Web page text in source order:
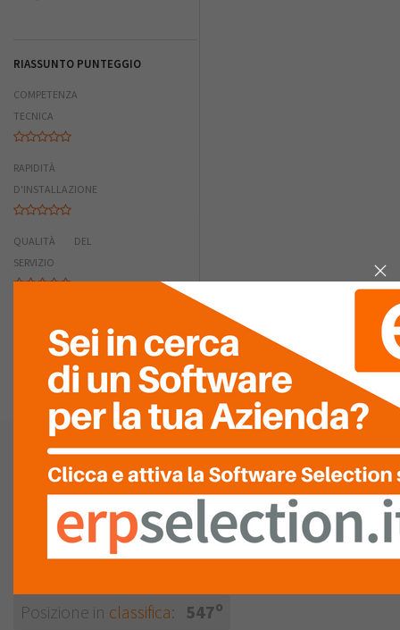
RIASSUNTO PUNTEGGIO
COMPETENZA
TECNICA
RAPIDITÀ
D'INSTALLAZIONE
QUALITÀ DEL
SERVIZIO
LISTARECENSIONI (0)
CARL INTERNATIONAL SA
Vedi la mappa
Produttore
Posizione in classifica: 547o